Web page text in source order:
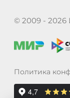
© 2009 -
Политика